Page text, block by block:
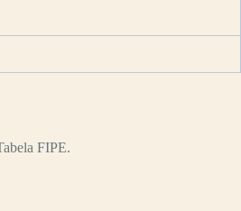
FIPE.